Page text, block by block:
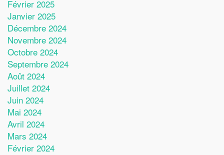
Février 2025
Janvier 2025
Décembre 2024
Novembre 2024
Octobre 2024
Septembre 2024
Août 2024
Juillet 2024
Juin 2024
Mai 2024
Avril 2024
Mars 2024
Février 2024